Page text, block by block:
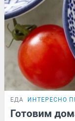
ЕДА ИНТЕРЕСНО
Готовим